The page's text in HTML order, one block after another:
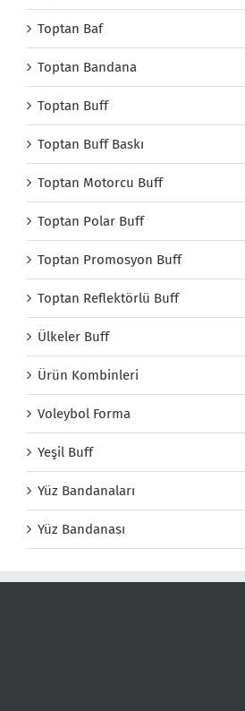
Toptan Baf
Toptan Bandana
Toptan Buff
Toptan Buff Baskı
Toptan Motorcu Buff
Toptan Polar Buff
Toptan Promosyon Buff
Toptan Reflektörlü Buff
Ülkeler Buff
Ürün Kombinleri
Voleybol Forma
Yeşil Buff
Yüz Bandanaları
Yüz Bandanası